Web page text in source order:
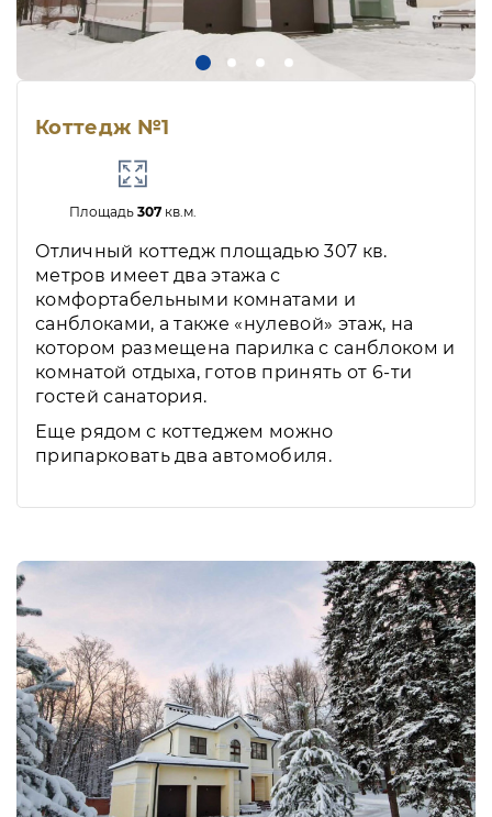
Коттедж №1
Площадь 307кв.м.
Отличный коттедж площадью 307 кв.
метров имеет два этажа с
комфортабельными комнатами и
санблоками, а также «нулевой» этаж, на
котором размещена парилка с санблоком и
комнатой отдыха, готов принять от 6-ти
гостей санатория.
Еще рядом с коттеджем можно
припарковать два автомобиля.